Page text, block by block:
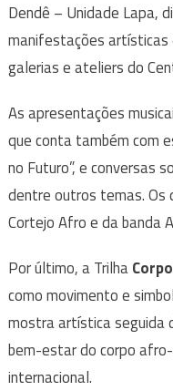
Dendê – Unidade Lapa,
manifestações
galerias e ateliers do
As apresentações
que conta também com
no Futuro”, e conversas
dentre outros temas. Os
Cortejo Afro e da banda
Por último, a Trilha
como movimento e
mostra artística seguida
bem-estar do corpo
internacional.